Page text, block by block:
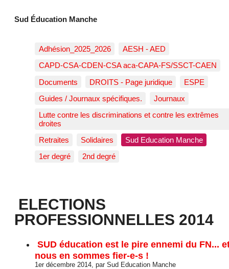
Sud Éducation Manche
Adhésion_2025_2026
AESH - AED
CAPD-CSA-CDEN-CSA aca-CAPA-FS/SSCT-CAEN
Documents
DROITS - Page juridique
ESPE
Guides / Journaux spécifiques.
Journaux
Lutte contre les discriminations et contre les extrêmes
droites
Retraites
Solidaires
Sud Education Manche
1er degré
2nd degré
ELECTIONS
PROFESSIONNELLES 2014
SUD éducation est le pire ennemi du FN...
nous en sommes fier-e-s !
1er décembre 2014, par Sud Education Manche